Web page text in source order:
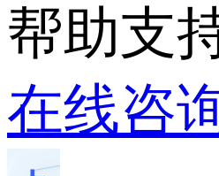
帮助支
在线咨